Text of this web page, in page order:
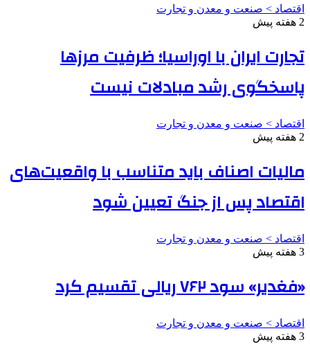
اقتصاد > صنعت و معدن و تجارت
2 هفته پیش
تجارت ایران با اوراسیا؛ ظرفیت مرزها
پاسخگوی رشد مبادلات نیست
اقتصاد > صنعت و معدن و تجارت
2 هفته پیش
مالیات اصناف باید متناسب با واقعیت‌های
اقتصاد پس از جنگ تعیین شود
اقتصاد > صنعت و معدن و تجارت
3 هفته پیش
«فغدیر» سود ۷۶۲ ریالی تقسیم کرد
اقتصاد > صنعت و معدن و تجارت
3 هفته پیش